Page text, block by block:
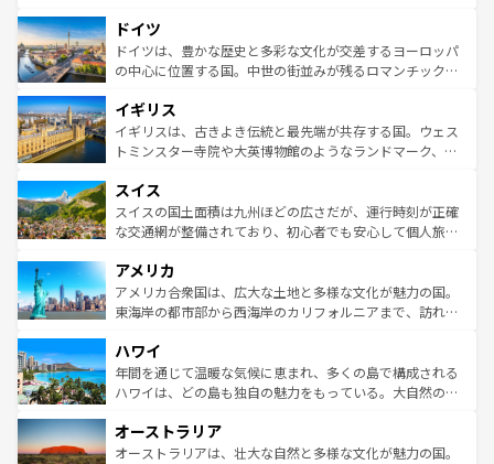
せる。地方によって風土や気候が異なるスペインはその個
性で訪れる人を魅了する。 なお、新着のスペイン情報は コ
ンテンツ一覧を参照してほしい。
で、幅広い魅力が詰まっている。華麗な宮殿、歴史的な大
聖堂、美しいビーチ、そして豊かな自然が、訪れる者を心
から魅了する。また、フランスは美食の国としても知ら
いる。シャンパンの発祥地であるランス、プロヴァンスの
香り高いラベンダー畑など、多彩な楽しみ方が可能だ。さ
らに、パリ以外の地域にも魅力が溢れており、どの街角に
れる地方に足を運ぶとそれぞれで全く異なる文化を体験で
きるだろう。 なお、新着のフランス情報はコンテンツ一覧
を参照してほしい。
ドイツ
ドイツは、豊かな歴史と多彩な文化が交差するヨーロッパ
の中心に位置する国。中世の街並みが残るロマンチック街
顔を持つこの国は、どこを歩いても飽きることがない。ベ
ルリンの文化的活気、バイエルン州のアルプスの絶景、そ
してライン川沿いのワイン畑といった風景は必見。ビール
は、お酒好きな人にはぜひ体験してほしい。 なお、新着の
ドイツ情報はコンテンツ一覧を参照してほしい。
イギリス
イギリスは、古きよき伝統と最先端が共存する国。ウェス
トミンスター寺院や大英博物館のようなランドマーク、歴
リアごとに異なる魅力がある。また、優雅なアフタヌーン
ティー、ビール好きにはたまらない英国パブ、サッカー観
戦など、本場だからこそできる体験も豊富。イギリスを旅
ンツ一覧を参照してほしい。
スイス
スイスの国土面積は九州ほどの広さだが、運行時刻が正確
な交通網が整備されており、初心者でも安心して個人旅行
の建物がそのまま残る町や、スイスならではのユニークな
博物館もあり、アルプス観光だけでなく町歩きも満喫する
ことができる。国民の所得が高いため物価も高いが、旅行
ば市内交通費無料で観光を楽しむこともできる。 なお、新
着のスイス情報はコンテンツ一覧 を参照してほしい。
アメリカ
アメリカ合衆国は、広大な土地と多様な文化が魅力の国。
東海岸の都市部から西海岸のカリフォルニアまで、訪れる
のような巨大都市は、観光、ショッピング、エンターテイ
ンメントが詰まった刺激的なスポットだ。一方、アメリカ
西部には大自然が広がり、グランドキャニオンやイエロー
部のニューオーリンズでは、音楽と美食が融合した独特の
文化が魅力。旅行者はアメリカの各地域で異なる魅力を楽
ハワイ
年間を通じて温暖な気候に恵まれ、多くの島で構成される
ハワイは、どの島も独自の魅力をもっている。大自然の神
ワイ島は見逃せない。また、定番の観光地といえばオアフ
島だが、静かな自然を求めるならマウイ島やカウアイ島が
オーストラリア
オーストラリアは、壮大な自然と多様な文化が魅力の国。